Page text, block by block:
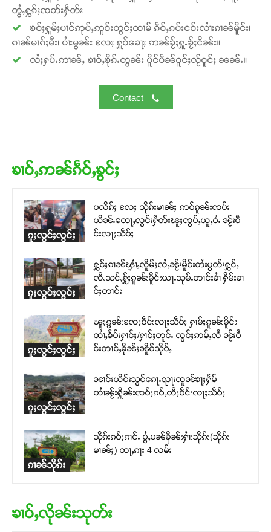
တွႆႇႁွၵ်ႈၸတ်းႁဵတ်း
ၶဝ်ႈႁူမ်ႈပၢင်ဢုပ်ႇဢူဝ်းတွင်ႈထၢမ် ၵဵဝ်ႇၵပ်းငဝ်းလၢႆးၵၢၼ်မိူင်း၊
ၵၢၼ်မၢၵ်ႈမီး၊ ပၢႆးမွၼ်း လႄႈ ႁူဝ်ၶေႃႈ ဢၼ်ၶႂ်ႈႁူႉၶႂ်ႈငိၼ်း။
လႆႈႁပ်ႉဢၢၼ်ႇ ၶၢဝ်ႇၶိုၵ်ႉတွၼ်း ပိူင်ပဵၼ်ဝူင်ႈလႂ်ဝူင်ႈ ၼၼ်ႉ။
Contact
ၶၢဝ်ႇဢၼ်ၵဵဝ်ႇၶွင်ႈ
ၵူႈလွင်ႈလွင်ႈ
ပလိၵ်ႈ လႄႈ သိုၵ်းမၢၼ်ႈ ဢဝ်ၵူၼ်းၸပ်း
ယိၼ်ႉတေႃႇလွင်းႁဵတ်းၽူႈၸွပ်ႇယူႇဝႆႉ ၼႂ်းဝဵ
င်းလႃႈသဵဝ်ႈ
ၵူႈလွင်ႈလွင်ႈ
ႁွင်ႈၵၢၼ်ၾၢႆႇလိူမ်ႈလႆႇၼႂ်းမိူင်းတႆးပွတ်းႁွင်ႇ
ၸီႉသင်ႇႁႂ်ႈၵူၼ်းမိူင်းယႃႉသုမ်ႉတၢင်းၶၢႆ ႁိမ်းၶၢ
င်ႈတၢင်း
ၵူႈလွင်ႈလွင်ႈ
ၽူႈၵွၼ်းၸႄႈဝဵင်းလႃႈသဵဝ်ႈ ႁၢမ်ႈၵူၼ်းမိူင်း
ထၢႆႇၶႅပ်းႁၢင်ႈ/ႁၢင်ႈတူင်ႉ လွင်ႈဢမ်ႇလီ ၼႂ်းဝဵ
င်းတၢင်ႇၶိုၼ်ႈၼိူဝ်သိုဝ်ႇ
ၵူႈလွင်ႈလွင်ႈ
ၼၢင်းယိင်းသွင်ၵေႃႉၺႃးၸူၼ်ၶႃႈႁႅမ်
တၢႆၼႂ်းႁိူၼ်းၸဝ်ႈၵဝ်ႇတီႈဝဵင်းလႃႈသဵဝ်ႈ
ၵၢၼ်သိုၵ်း
သိုၵ်းၵဝ်ႈၵၢင်ႉ ပွႆႇပၼ်ၶိုၼ်းႁၢႆးသိုၵ်း(သိုၵ်း
မၢၼ်ႈ) တႃႇၵႃး 4 လမ်း
ၶၢဝ်ႇလိုၼ်းသုတ်း